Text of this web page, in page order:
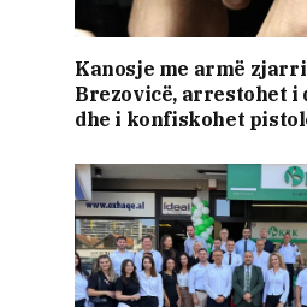
Kanosje me armë
Brezovicë, arrestohet i
dhe i konfiskohet